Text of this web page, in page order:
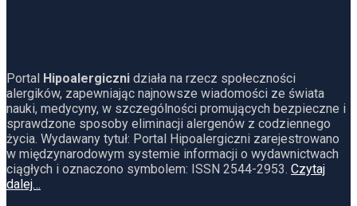
Portal Hipoalergiczni działa na rzecz społeczności
alergików, zapewniając najnowsze wiadomości ze świata
nauki, medycyny, w szczególności promujących bezpieczne i
sprawdzone sposoby eliminacji alergenów z codziennego
życia. Wydawany tytuł: Portal Hipoalergiczni zarejestrowano
w międzynarodowym systemie informacji o wydawnictwach
ciągłych i oznaczono symbolem: ISSN 2544-2953. Czytaj
dalej…